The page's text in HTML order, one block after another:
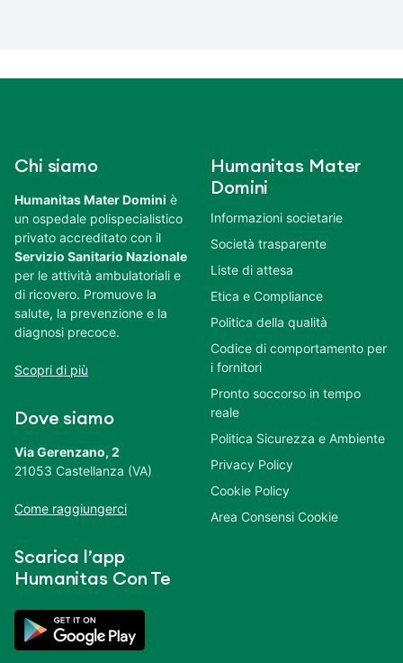
Chi siamo
Humanitas Mater Domini è
un ospedale polispecialistico
privato accreditato con il
Servizio Sanitario Nazionale
per le attività ambulatoriali e
di ricovero. Promuove la
salute, la prevenzione e la
diagnosi precoce.
Scopri di più
Dove siamo
Via Gerenzano, 2
21053 Castellanza (VA)
Come raggiungerci
Scarica l’app
Humanitas Con Te
Humanitas Mater
Domini
Informazioni societarie
Società trasparente
Liste di attesa
Etica e Compliance
Politica della qualità
Codice di comportamento per
i fornitori
Pronto soccorso in tempo
reale
Politica Sicurezza e Ambiente
Privacy Policy
Cookie Policy
Area Consensi Cookie